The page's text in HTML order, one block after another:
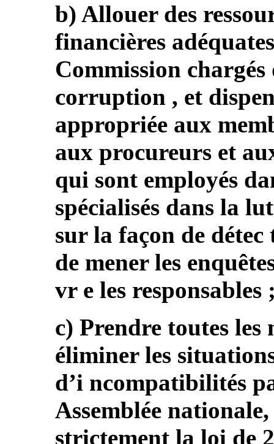
b) Allouer des
financières
Commission
corruption , et
appropriée aux
aux procureurs et
qui sont employés
spécialisés dans la
sur la façon de
de mener les
vr e les responsables
c) Prendre toutes les
éliminer les
d’i ncompatibilités
Assemblée
strictement la loi de